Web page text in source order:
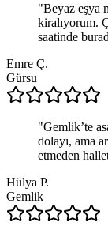
"Beyaz eşya
kiralıyorum.
saatinde
Emre Ç.
Gürsu
"Gemlik’te
dolayı, ama
etmeden
Hülya P.
Gemlik